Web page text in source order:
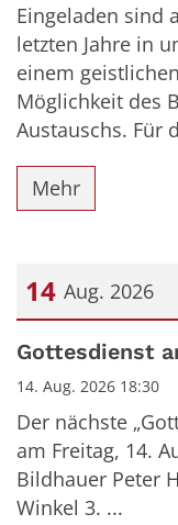
Eingeladen sind
letzten Jahre in
einem
Möglichkeit des
Austauschs. Für
Mehr
14 Aug. 2026
Datum: 14.
Gottesdienst
14. Aug. 2026 18:30
Der nächste
am Freitag, 14.
Bildhauer Peter
Winkel 3. ...